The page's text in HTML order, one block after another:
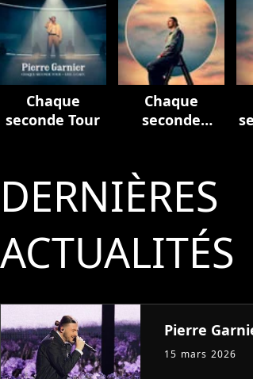
Chaque
seconde Tour
Chaque
seconde
DERNIÈRES
ACTUALITÉS
Pierre
15 mars 2026